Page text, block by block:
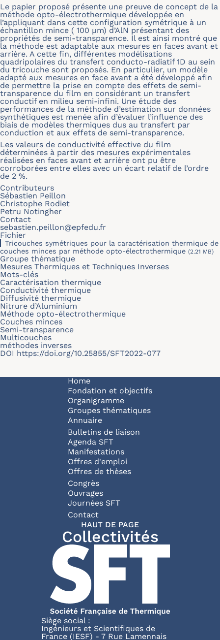
Le papier proposé présente une preuve de concept de la
méthode opto-électrothermique développée en
l’appliquant dans cette configuration symétrique à un
échantillon mince ( 100 μm) d’AlN présentant des
propriétés de semi-transparence. Il est ainsi montré que
la méthode est adaptable aux mesures en faces avant et
arrière. A cette fin, différentes modélisations
quadripolaires du transfert conducto-radiatif 1D au sein
du tricouche sont proposés. En particulier, un modèle
adapté aux mesures en face avant a été développé afin
de permettre la prise en compte des effets de semi-
transparence du film en considérant un transfert
conductif en milieu semi-infini. Une étude des
performances de la méthode d’estimation sur données
synthétiques est menée afin d’évaluer l’influence des
biais de modèles thermiques dus au transfert par
conduction et aux effets de semi-transparence.
Les valeurs de conductivité effective du film
déterminées à partir des mesures expérimentales
réalisées en faces avant et arrière ont pu être
corroborées entre elles avec un écart relatif de l’ordre
de 2 %.
Contributeurs
Sébastien Peillon
Christophe Rodiet
Petru Notingher
Contact
sebastien.peillon@epfedu.fr
Fichier
Tricouches symétriques pour la caractérisation thermique de
couches minces par méthode opto-électrothermique (2.21 MB)
Groupe thématique
Mesures Thermiques et Techniques Inverses
Mots-clés
Caractérisation thermique
Conductivité thermique
Diffusivité thermique
Nitrure d’Aluminium
Méthode opto-électrothermique
Couches minces
Semi-transparence
Multicouches
méthodes inverses
DOI https://doi.org/10.25855/SFT2022-077
Navigation principale
Home
Fondation et objectifs
Organigramme
Groupes thématiques
Annuaire
Bulletins de liaison
Agenda SFT
Manifestations
Offres d'emploi
Offres de thèses
Congrès
Ouvrages
Journées SFT
Pied de page
Contact
HAUT DE PAGE
Collectivités
Siège social :
Ingénieurs et Scientifiques de
France (IESF) - 7 Rue Lamennais